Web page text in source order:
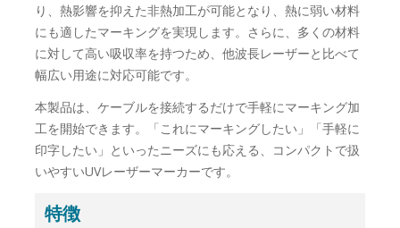
り、熱影響を抑えた非熱加工が可能となり、熱に弱い材料
にも適したマーキングを実現します。さらに、多くの材料
に対して高い吸収率を持つため、他波長レーザーと比べて
幅広い用途に対応可能です。
本製品は、ケーブルを接続するだけで手軽にマーキング加
工を開始できます。「これにマーキングしたい」「手軽に
印字したい」といったニーズにも応える、コンパクトで扱
いやすいUVレーザーマーカーです。
特徴